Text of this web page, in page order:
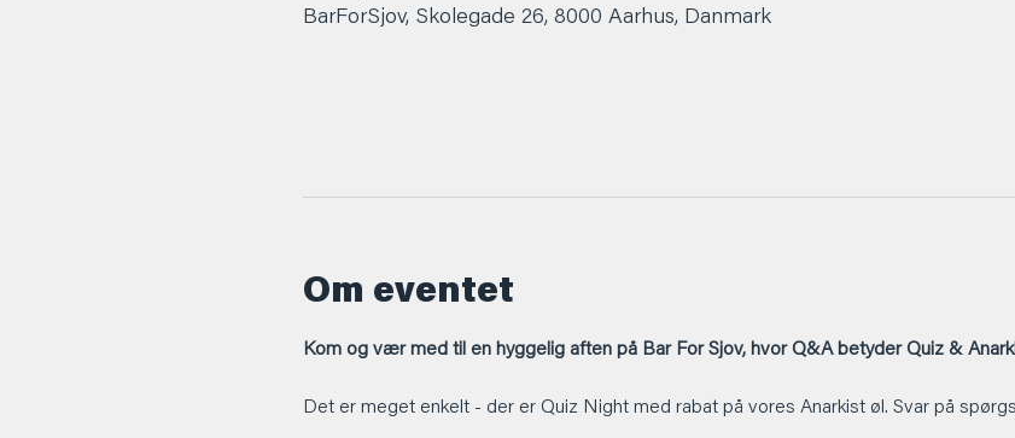
BarForSjov, Skolegade 26, 8000 Aarhus, Danmark
Om eventet
Kom og vær med til en hyggelig aften på Bar For Sjov, hvor Q&A betyder Quiz &
Det er meget enkelt - der er Quiz Night med rabat på vores Anarkist øl. Svar på